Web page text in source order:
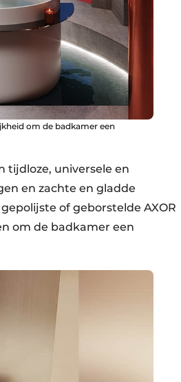
om de badkamer een
tijdloze, universele en
en zachte en gladde
of geborstelde AXOR
om de badkamer een